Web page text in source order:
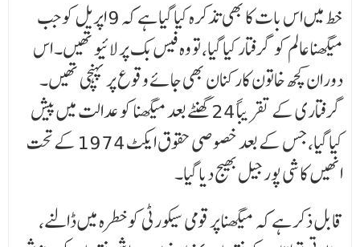
خط میں اس بات کا بھی تذکرہ کیا گیا ہے کہ 9 اپریل کو جب
میگھنا عالم کو گرفتار کیا گیا، تو وہ فیس بک پر لائیو تھیں۔ اس
دوران کچھ خاتون کارکنان بھی جائے وقوع پر پہنچی تھیں۔
گرفتاری کے تقریباً 24 گھنٹے بعد میگھنا کو عدالت میں پیش
کیا گیا، جس کے بعد خصوصی حقوق ایکٹ 1974 کے تحت
انھیں کاشی پور جیل بھیج دیا گیا۔
قابل ذکر ہے کہ میگھنا پر قومی سیکورٹی کو خطرہ میں ڈالنے،